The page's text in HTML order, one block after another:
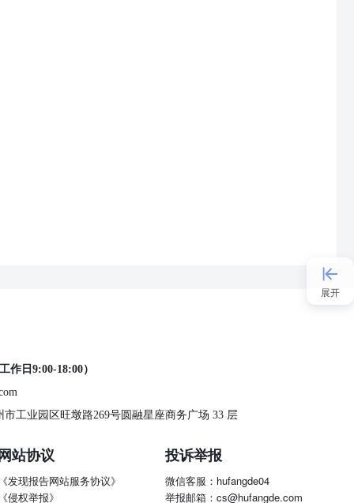
工作日9:00-18:00）
市工业园区旺墩路269号圆融星座商务广场 33 层
站协议
《发现报告网站服务协议》
《侵权举报》
投诉举报
微信客服：hufangde04
举报邮箱：cs@hufangde.com
展开